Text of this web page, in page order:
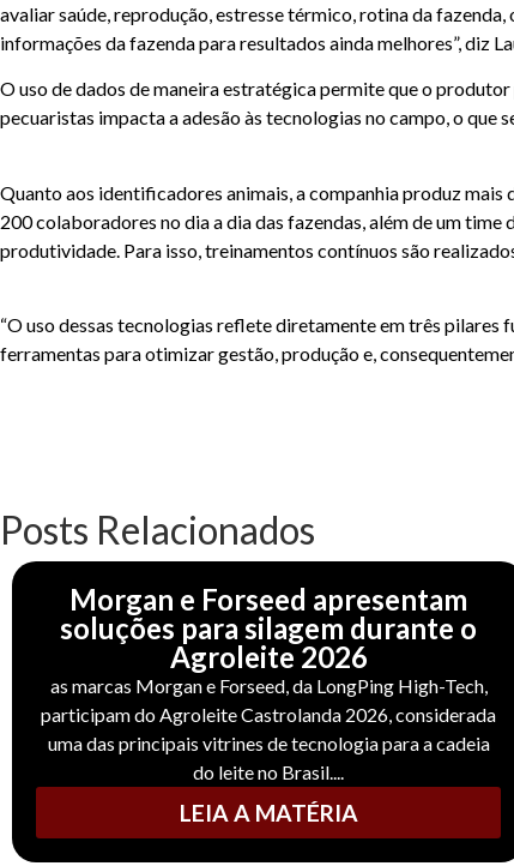
avaliar saúde, reprodução, estresse térmico, rotina da
informações da fazenda para resultados ainda melhores”, diz
O uso de dados de maneira estratégica permite que o
pecuaristas impacta a adesão às tecnologias no campo, o
Quanto aos identificadores animais, a companhia produz mais
200 colaboradores no dia a dia das fazendas, além de um time
produtividade. Para isso, treinamentos contínuos são
“O uso dessas tecnologias reflete diretamente em três
ferramentas para otimizar gestão, produção e,
Posts Relacionados
Morgan e Forseed apresentam
soluções para silagem durante o
Agroleite 2026
as marcas Morgan e Forseed, da LongPing High-Tech,
participam do Agroleite Castrolanda 2026, considerada
uma das principais vitrines de tecnologia para a cadeia
do leite no Brasil....
LEIA A MATÉRIA